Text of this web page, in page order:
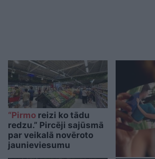
“Pirmo reizi ko tādu
redzu.” Pircēji sajūsmā
par veikalā novēroto
jaunieviesumu